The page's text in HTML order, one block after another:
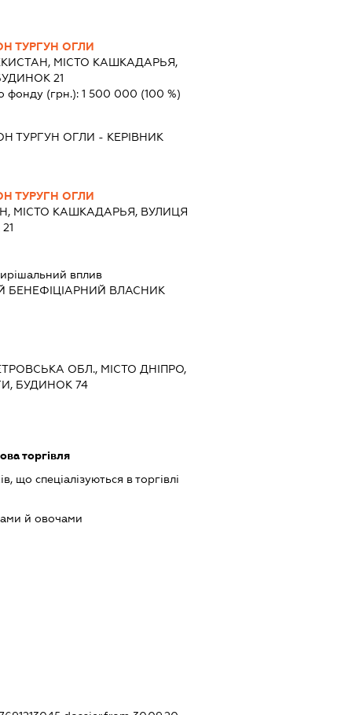
ТУРГУН ОГЛИ
МІСТО КАШКАДАРЬЯ,
21
фонду (грн.): 1 500 000 (100 %)
ТУРГУН ОГЛИ - КЕРІВНИК
ТУРУГН ОГЛИ
МІСТО КАШКАДАРЬЯ, ВУЛИЦЯ
вплив
БЕНЕФІЦІАРНИЙ ВЛАСНИК
ОБЛ., МІСТО ДНІПРО,
БУДИНОК 74
торгівля
що спеціалізуються в торгівлі
й овочами